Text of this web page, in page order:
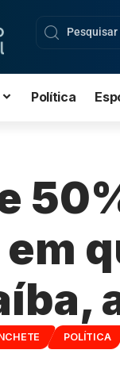
Política
POLÍTICA